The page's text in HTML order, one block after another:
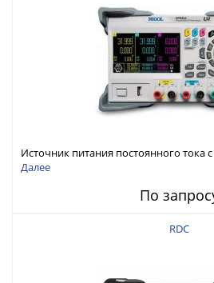
Источник питания постоянного тока
Далее
По
RDC